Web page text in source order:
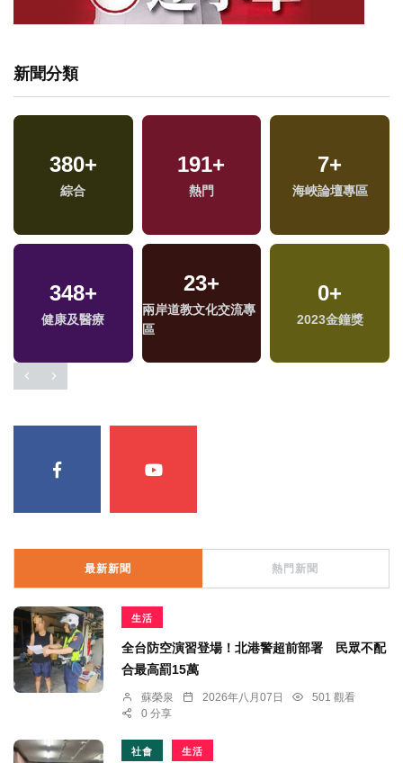
新聞分類
380+
綜合
191+
熱門
7+
海峽論壇專區
348+
健康及醫療
23+
兩岸道教文化交流專
區
0+
2023金鐘獎
最新新聞 熱門新聞
生活
全台防空演習登場！北港警超前部署 民眾不配
合最高罰15萬
蘇榮泉 2026年八月07日
501 觀看
0 分享
社會 生活